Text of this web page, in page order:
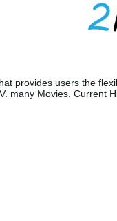
provides users the
many Movies. Current